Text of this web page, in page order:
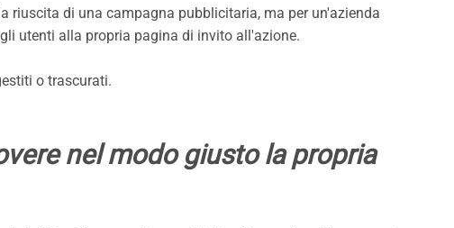
riuscita di una campagna pubblicitaria, ma per un'azienda
utenti alla propria pagina di invito all'azione.
o trascurati.
nel modo giusto la propria